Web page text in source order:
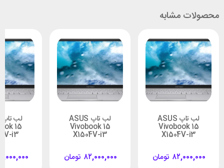
محصولات مشابه
لب تاپ ASUS
Vivobook 15
X1504V-i3
تومان ۸۲,۰۰۰,۰۰۰
لب تاپ ASUS
Vivobook 15
X1504V-i3
تومان ۸۲,۰۰۰,۰۰۰
15
i3